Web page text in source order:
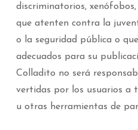
discriminatorios,
que atenten contra la
o la seguridad pública o
adecuados para su
Colladito no será
vertidas por los usuarios a
u otras herramientas de